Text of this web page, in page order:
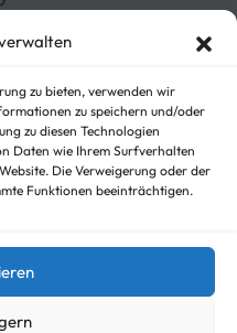
zu bieten, verwenden wir
zu speichern und/oder
zu diesen Technologien
Daten wie Ihrem Surfverhalten
Die Verweigerung oder der
Funktionen beeinträchtigen.